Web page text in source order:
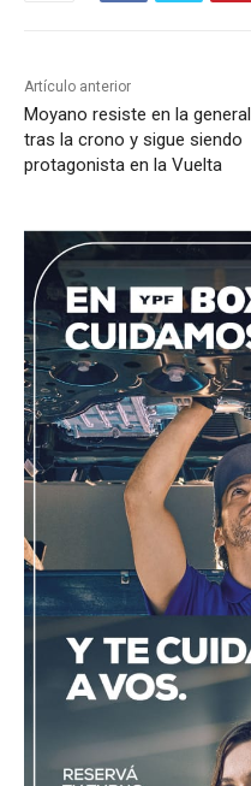
Artículo anterior
Moyano resiste en la general
tras la crono y sigue siendo
protagonista en la Vuelta